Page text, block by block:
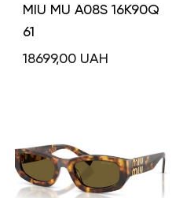
MIU MU A08S 16K90Q
61
18699,00 UAH